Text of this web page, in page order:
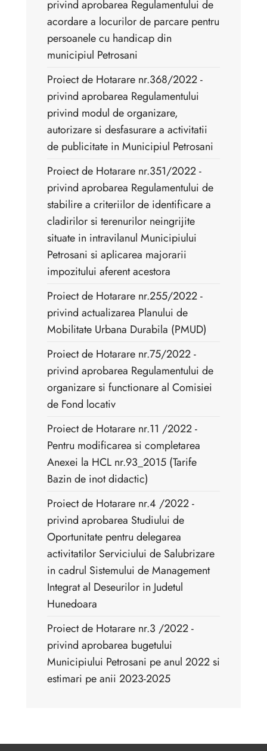
privind aprobarea Regulamentului de
acordare a locurilor de parcare pentru
persoanele cu handicap din
municipiul Petrosani
Proiect de Hotarare nr.368/2022 - ​
privind aprobarea Regulamentului
privind modul de organizare,
autorizare si desfasurare a activitatii
de publicitate in Municipiul Petrosani
Proiect de Hotarare nr.351/2022 - ​
privind aprobarea Regulamentului de
stabilire a criteriilor de identificare a
cladirilor si terenurilor neingrijite
situate in intravilanul Municipiului
Petrosani si aplicarea majorarii
impozitului aferent acestora
Proiect de Hotarare nr.255/2022 -
privind actualizarea Planului de
Mobilitate Urbana Durabila (PMUD)
Proiect de Hotarare nr.75/2022 -
privind aprobarea Regulamentului de
organizare si functionare al Comisiei
de Fond locativ
Proiect de Hotarare nr.11 /2022 -
Pentru modificarea si completarea
Anexei la HCL nr.93_2015 (Tarife
Bazin de inot didactic)
Proiect de Hotarare nr.4 /2022 -
privind aprobarea Studiului de
Oportunitate pentru delegarea
activitatilor Serviciului de Salubrizare
in cadrul Sistemului de Management
Integrat al Deseurilor in Judetul
Hunedoara
Proiect de Hotarare nr.3 /2022 -
privind aprobarea bugetului
Municipiului Petrosani pe anul 2022 si
estimari pe anii 2023-2025